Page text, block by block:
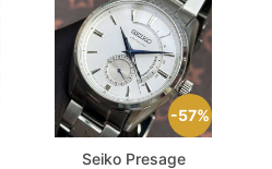
57%
Seiko Presage